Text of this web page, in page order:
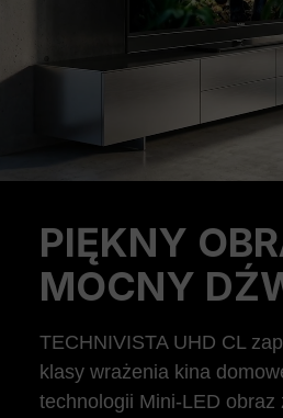
PIĘKNY
MOCNY
TECHNIVISTA UHD CL
klasy wrażenia kina
technologii Mini-LED obraz
Previous